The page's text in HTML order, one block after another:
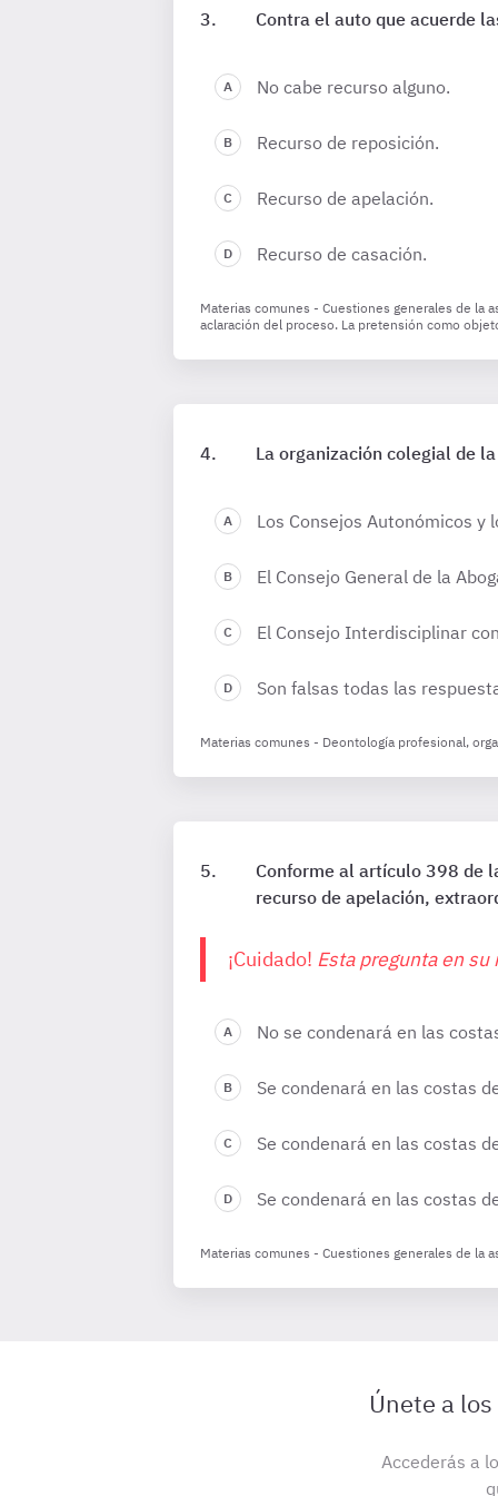
Contra el auto que acuerde
No cabe recurso alguno.
Recurso de reposición.
Recurso de apelación.
Recurso de casación.
Materias comunes - Cuestiones generales de la
aclaración del proceso. La pretensión como
La organización colegial de
Los Consejos Autonómicos y
El Consejo General de la
El Consejo Interdisciplinar
Son falsas todas las
Materias comunes - Deontología profesional,
Conforme al artículo 398 de
recurso de apelación,
¡Cuidado! Esta pregunta en
No se condenará en las
Se condenará en las costas
Se condenará en las costas
Se condenará en las costas
Materias comunes - Cuestiones generales de la
Únete a
Accederás a